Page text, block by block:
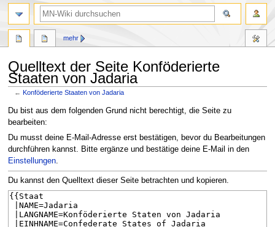
Quelltext der Seite Konföderierte
Staaten von Jadaria
←Konföderierte Staaten von Jadaria
Zur
Navigation
springen
Zur
Suche
springen
Du bist aus dem folgenden Grund nicht berechtigt, die Seite zu
bearbeiten:
Du musst deine E-Mail-Adresse erst bestätigen, bevor du Bearbeitungen
durchführen kannst. Bitte ergänze und bestätige deine E-Mail in den
Einstellungen.
Du kannst den Quelltext dieser Seite betrachten und kopieren.
mehr
Suche